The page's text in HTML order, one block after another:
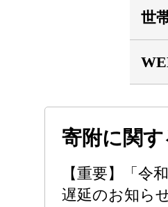
世
寄附に関
【重要】「令
遅延のお知ら